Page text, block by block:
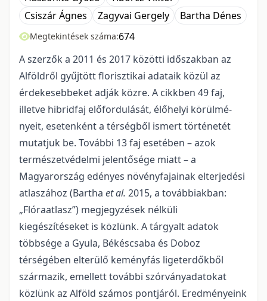
Csiszár Ágnes
Zagyvai Gergely Bartha Dénes
Megtekintések száma:674
A szerzők a 2011 és 2017 közötti időszakban az
Alföldről gyűjtött floriszti­kai adataik közül az
érdekesebbeket adják közre. A cikkben 49 faj,
illetve hibridfaj előfordu­lását, élőhelyi körülmé­
nyeit, esetenként a térségből ismert történetét
mutatjuk be. További 13 faj esetében – azok
természet­védelmi jelentősége miatt – a
Magyarország edényes nö­vényfajainak elterjedési
atlaszához (Bartha et al. 2015, a továbbiakban:
„Flóraatlasz”) meg­jegyzések nélküli
kiegészítéseket is közlünk. A tárgyalt adatok
többsége a Gyula, Békéscsaba és Doboz
térségében elterülő keményfás ligeterdőkből
származik, emellett további szór­ványadatokat
közlünk az Alföld számos pontjáról. Eredményeink